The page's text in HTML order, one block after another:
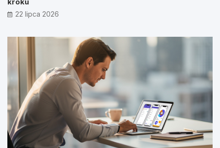
22 lipca 2026